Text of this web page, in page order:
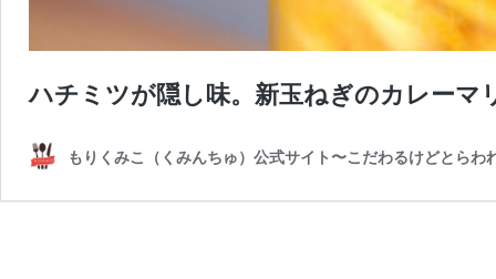
ハチミツが隠し味。新玉ねぎのカレーマ
もりくみこ（くみんちゅ）公式サイト〜こだわるけどとらわ